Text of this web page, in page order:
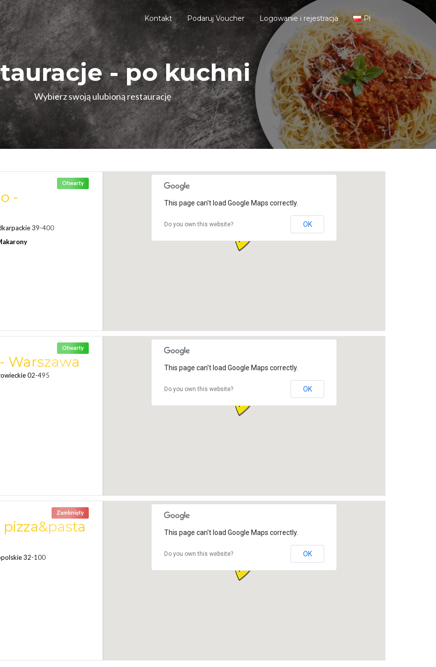
Kontakt Podaruj Voucher Logowanie i rejestracja Pl
- po kuchni
Wybierz swoją ulubioną restaurację
Otwarty
-
39-400
This page can't load Google Maps correctly.
Do you own this website? OK
Otwarty
Warszawa
02-495
This page can't load Google Maps correctly.
Do you own this website? OK
Zamknięty
32-100
This page can't load Google Maps correctly.
Do you own this website? OK